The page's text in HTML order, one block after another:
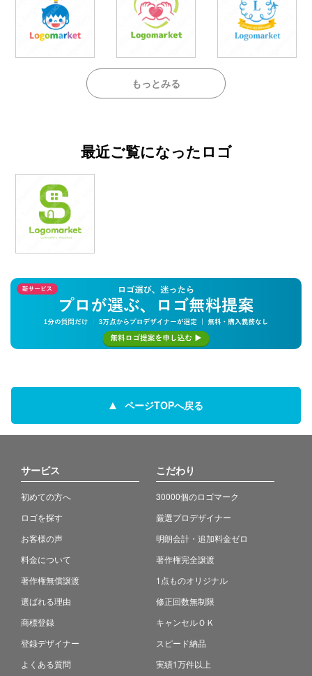
もっとみる
最近ご覧になったロゴ
ページTOPへ戻る
サービス
初めての方へ
ロゴを探す
お客様の声
料金について
著作権無償譲渡
選ばれる理由
商標登録
登録デザイナー
よくある質問
こだわり
30000個のロゴマーク
厳選プロデザイナー
明朗会計・追加料金ゼロ
著作権完全譲渡
1点ものオリジナル
修正回数無制限
キャンセルＯＫ
スピード納品
実績1万件以上